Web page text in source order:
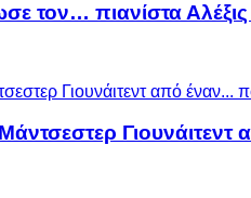
τον… πιανίστα